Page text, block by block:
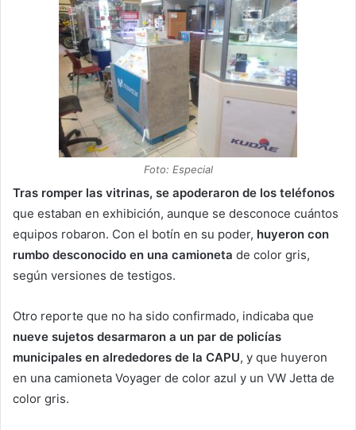
Foto: Especial
Tras romper las vitrinas, se apoderaron de los teléfonos
que estaban en exhibición, aunque se desconoce cuántos
equipos robaron. Con el botín en su poder, huyeron con
rumbo desconocido en una camioneta de color gris,
según versiones de testigos.
Otro reporte que no ha sido confirmado, indicaba que
nueve sujetos desarmaron a un par de policías
municipales en alrededores de la CAPU, y que huyeron
en una camioneta Voyager de color azul y un VW Jetta de
color gris.